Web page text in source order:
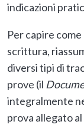
indicazioni
Per capire
scrittura,
diversi tipi di
prove (il
integralmente
prova allegato